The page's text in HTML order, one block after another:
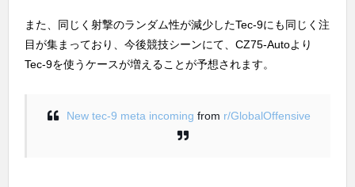
また、同じく射撃のランダム性が減少したTec-9にも同じく注
目が集まっており、今後競技シーンにて、CZ75-Autoより
Tec-9を使うケースが増えることが予想されます。
New tec-9 meta incoming from r/GlobalOffensive